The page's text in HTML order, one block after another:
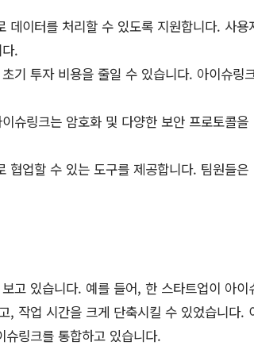
데이터를 처리할 수 있도록 지원합니다. 사용
.
기 투자 비용을 줄일 수 있습니다. 아이슈링
슈링크는 암호화 및 다양한 보안 프로토콜을
협업할 수 있는 도구를 제공합니다. 팀원들은
고 있습니다. 예를 들어, 한 스타트업이 아이
, 작업 시간을 크게 단축시킬 수 있었습니다.
링크를 통합하고 있습니다.